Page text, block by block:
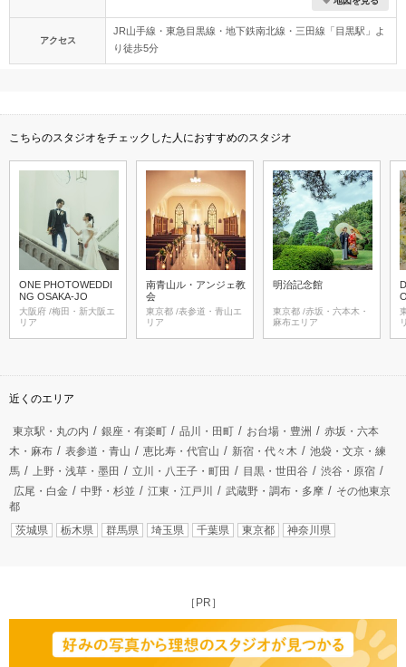
アクセス
JR山手線・東急目黒線・地下鉄南北線・三田線「目黒駅」よ
り徒歩5分
こちらのスタジオをチェックした人におすすめのスタジオ
ONE PHOTOWEDDI
NG OSAKA-JO
大阪府 /梅田・新大阪エ
リア
南青山ル・アンジェ教
会
東京都 /表参道・青山エ
リア
明治記念館
東京都 /赤坂・六本木・
麻布エリア
東
近くのエリア
東京駅・丸の内 銀座・有楽町 品川・田町 お台場・豊洲
赤坂・六本
木・麻布
表参道・青山 恵比寿・代官山 新宿・代々木
池袋・文京・練
馬
上野・浅草・墨田 立川・八王子・町田 目黒・世田谷
渋谷・原宿
広尾・白金
中野・杉並 江東・江戸川 武蔵野・調布・多摩
その他東京
都
茨城県
栃木県 群馬県 埼玉県 千葉県 東京都 神奈川県
［PR］